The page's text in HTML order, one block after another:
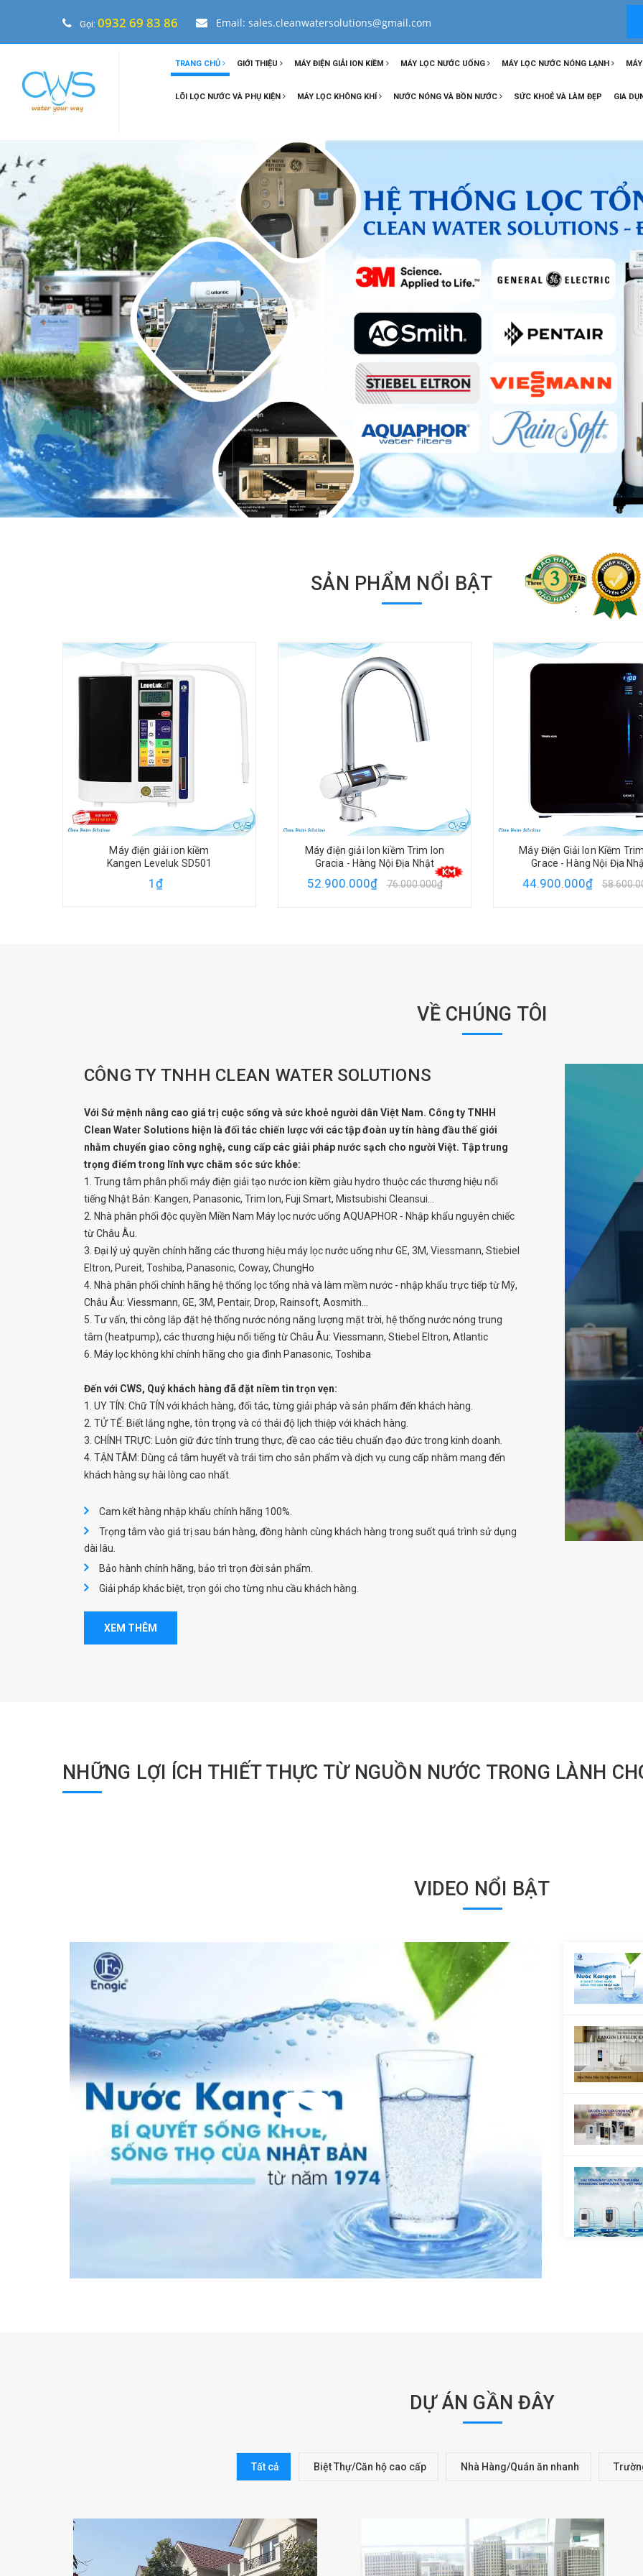
Gọi: 0932 69 83 86 Email: sales.cleanwatersolutions@gmail.com
TRANG CHỦ GIỚI THIỆU MÁY ĐIỆN GIẢI ION KIỀM MÁY LỌC NƯỚC UỐNG MÁY LỌC NƯỚC NÓNG LẠNH
LÕI LỌC NƯỚC VÀ PHỤ KIỆN MÁY LỌC KHÔNG KHÍ NƯỚC NÓNG VÀ BỒN NƯỚC SỨC KHOẺ VÀ LÀM ĐẸP GIA
SẢN PHẨM NỔI BẬT
Máy điện giải Ion kiềm Trim Ion
Gracia - Hàng Nội Địa Nhật
52.900.000₫
Máy Điện Giải Ion Kiềm Trim Ion
Grace - Hàng Nội Địa Nhật
44.900.000₫ 58.600.000₫
Máy Điện Giải Ion Kiềm
Hyper - Hàng Nội Địa
27.900.000₫
VỀ CHÚNG TÔI
CÔNG TY TNHH CLEAN WATER SOLUTIONS
Với Sứ mệnh nâng cao giá trị cuộc sống và sức khoẻ người dân Việt Nam. Công ty TNHH
Clean Water Solutions hiện là đối tác chiến lược với các tập đoàn uy tín hàng đầu thế giới
nhằm chuyển giao công nghệ, cung cấp các giải pháp nước sạch cho người Việt. Tập trung
trọng điểm trong lĩnh vực chăm sóc sức khỏe:
1. Trung tâm phân phối máy điện giải tạo nước ion kiềm giàu hydro thuộc các thương hiệu nổi
tiếng Nhật Bản: Kangen, Panasonic, Trim Ion, Fuji Smart, Mistsubishi Cleansui...
2. Nhà phân phối độc quyền Miền Nam Máy lọc nước uống AQUAPHOR - Nhập khẩu nguyên chiếc
từ Châu Âu.
3. Đại lý uỷ quyền chính hãng các thương hiệu máy lọc nước uống như GE, 3M, Viessmann, Stiebiel
Eltron, Pureit, Toshiba, Panasonic, Coway, ChungHo
4. Nhà phân phối chính hãng hệ thống lọc tổng nhà và làm mềm nước - nhập khẩu trực tiếp từ Mỹ,
Châu Âu: Viessmann, GE, 3M, Pentair, Drop, Rainsoft, Aosmith...
5. Tư vấn, thi công lắp đặt hệ thống nước nóng năng lượng mặt trời, hệ thống nước nóng trung
tâm (heatpump), các thương hiệu nổi tiếng từ Châu Âu: Viessmann, Stiebel Eltron, Atlantic
6. Máy lọc không khí chính hãng cho gia đình Panasonic, Toshiba
Đến với CWS, Quý khách hàng đã đặt niềm tin trọn vẹn:
1. UY TÍN: Chữ TÍN với khách hàng, đối tác, từng giải pháp và sản phẩm đến khách hàng.
2. TỬ TẾ: Biết lắng nghe, tôn trọng và có thái độ lịch thiệp với khách hàng.
3. CHÍNH TRỰC: Luôn giữ đức tính trung thực, đề cao các tiêu chuẩn đạo đức trong kinh doanh.
4. TẬN TÂM: Dùng cả tâm huyết và trái tim cho sản phẩm và dịch vụ cung cấp nhằm mang đến
khách hàng sự hài lòng cao nhất.
Cam kết hàng nhập khẩu chính hãng 100%.
Trọng tâm vào giá trị sau bán hàng, đồng hành cùng khách hàng trong suốt quá trình sử dụng
dài lâu.
Bảo hành chính hãng, bảo trì trọn đời sản phẩm.
Giải pháp khác biệt, trọn gói cho từng nhu cầu khách hàng.
XEM THÊM
NHỮNG LỢI ÍCH THIẾT THỰC TỪ NGUỒN NƯỚC TRONG LÀNH
VIDEO NỔI BẬT
DỰ ÁN GẦN ĐÂY
Tất cả Biệt Thự/Căn hộ cao cấp Nhà Hàng/Quán ăn nhanh